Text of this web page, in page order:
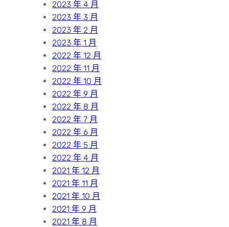
2023 年 4 月
2023 年 3 月
2023 年 2 月
2023 年 1 月
2022 年 12 月
2022 年 11 月
2022 年 10 月
2022 年 9 月
2022 年 8 月
2022 年 7 月
2022 年 6 月
2022 年 5 月
2022 年 4 月
2021 年 12 月
2021 年 11 月
2021 年 10 月
2021 年 9 月
2021 年 8 月